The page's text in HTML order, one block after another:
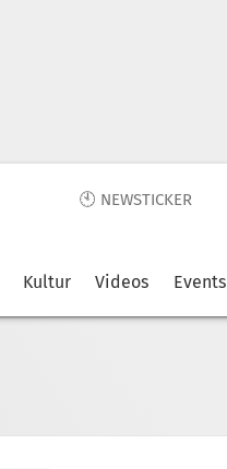
🕙 NEWSTICKER
Kultur Videos Events